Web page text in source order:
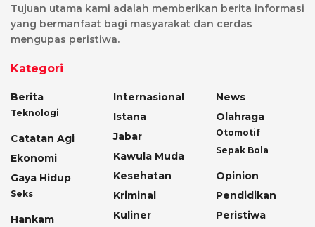
Tujuan utama kami adalah memberikan berita informasi
yang bermanfaat bagi masyarakat dan cerdas
mengupas peristiwa.
Kategori
Berita
Teknologi
Catatan Agi
Ekonomi
Gaya Hidup
Seks
Hankam
Internasional
Istana
Jabar
Kawula Muda
Kesehatan
Kriminal
Kuliner
News
Olahraga
Otomotif
Sepak Bola
Opinion
Pendidikan
Peristiwa